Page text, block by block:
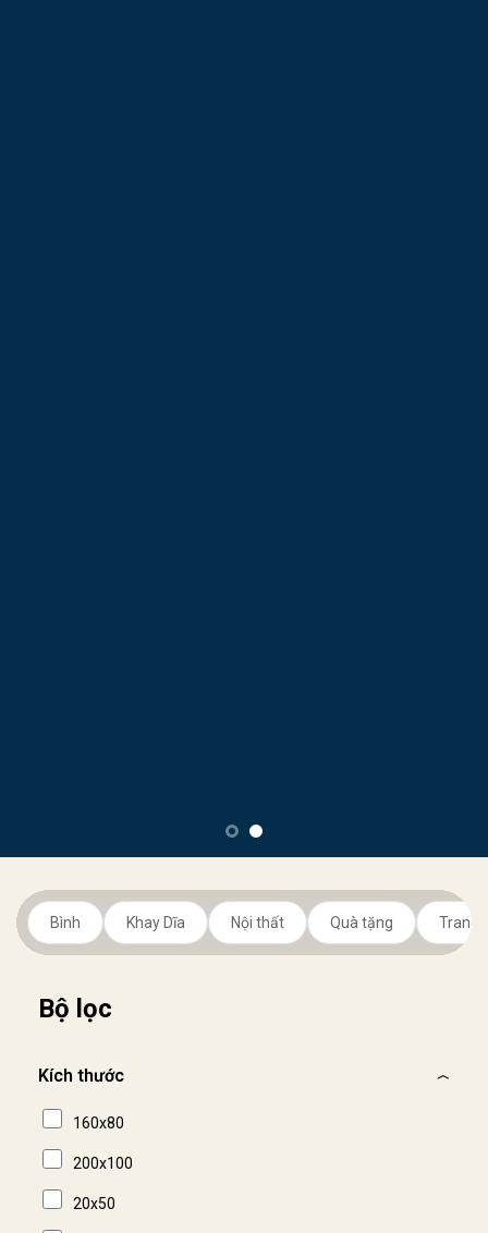
Bình Khay Dĩa Nội thất Quà tặng Trang
Bộ lọc
Kích thước
160x80
200x100
20x50